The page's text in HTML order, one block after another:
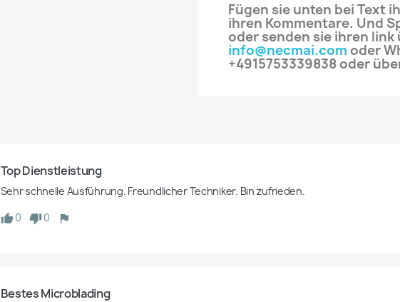
Fügen sie unten bei Text
ihren Kommentare. Und
oder senden sie ihren link
info@necmai.com oder
+4915753339838 oder
Top Dienstleistung
Sehr schnelle Ausführung. Freundlicher Techniker. Bin zufrieden.
0
0
Bestes Microblading